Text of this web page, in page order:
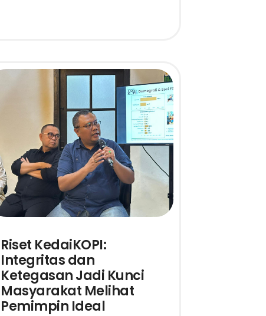
Riset KedaiKOPI:
Integritas dan
Ketegasan Jadi Kunci
Masyarakat Melihat
Pemimpin Ideal